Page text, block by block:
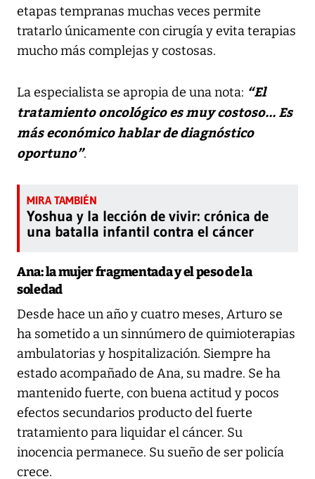
etapas tempranas muchas veces permite
tratarlo únicamente con cirugía y evita terapias
mucho más complejas y costosas.
La especialista se apropia de una nota: “El
tratamiento oncológico es muy costoso... Es
más económico hablar de diagnóstico
oportuno”.
Yoshua y la lección de vivir: crónica de
una batalla infantil contra el cáncer
Ana: la mujer fragmentada y el peso de la
soledad
Desde hace un año y cuatro meses, Arturo se
ha sometido a un sinnúmero de quimioterapias
ambulatorias y hospitalización. Siempre ha
estado acompañado de Ana, su madre. Se ha
mantenido fuerte, con buena actitud y pocos
efectos secundarios producto del fuerte
tratamiento para liquidar el cáncer. Su
inocencia permanece. Su sueño de ser policía
crece.